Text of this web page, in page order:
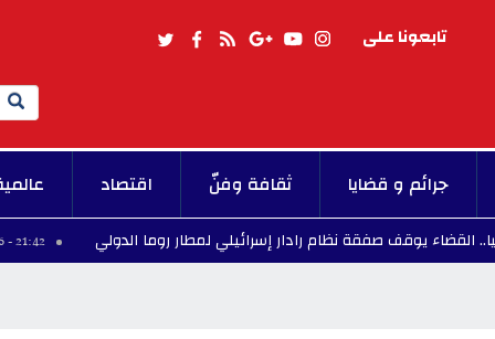
تابعونا على
Search
جرائم و قضايا ثقافة وفنّ اقتصاد
يوقف صفقة نظام رادار إسرائيلي لمطار روما الدولي 21:42 - 2026/08/06